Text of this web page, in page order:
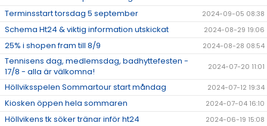
Terminsstart torsdag 5 september 2024-09-05 08:38
Schema Ht24 & viktig information utskickat 2024-08-29 19:06
25% i shopen fram till 8/9 2024-08-28 08:54
Tennisens dag, medlemsdag, badhyttefesten -
17/8 - alla är välkomna!
2024-07-20 11:01
Höllviksspelen Sommartour start måndag 2024-07-12 19:34
Kiosken öppen hela sommaren 2024-07-04 16:10
Höllvikens tk söker tränar inför ht24 2024-06-19 15:08